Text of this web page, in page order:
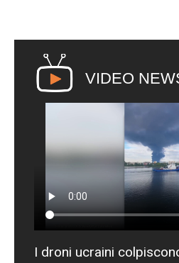
VIDEO
I droni ucraini